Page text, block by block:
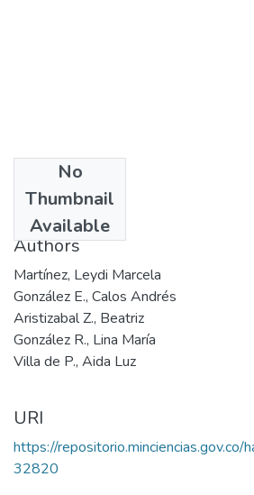
No
Thumbnail
Available
2003
Authors
Martínez, Leydi Marcela
González E., Calos Andrés
Aristizabal Z., Beatriz
González R., Lina María
Villa de P., Aida Luz
URI
https://
32820